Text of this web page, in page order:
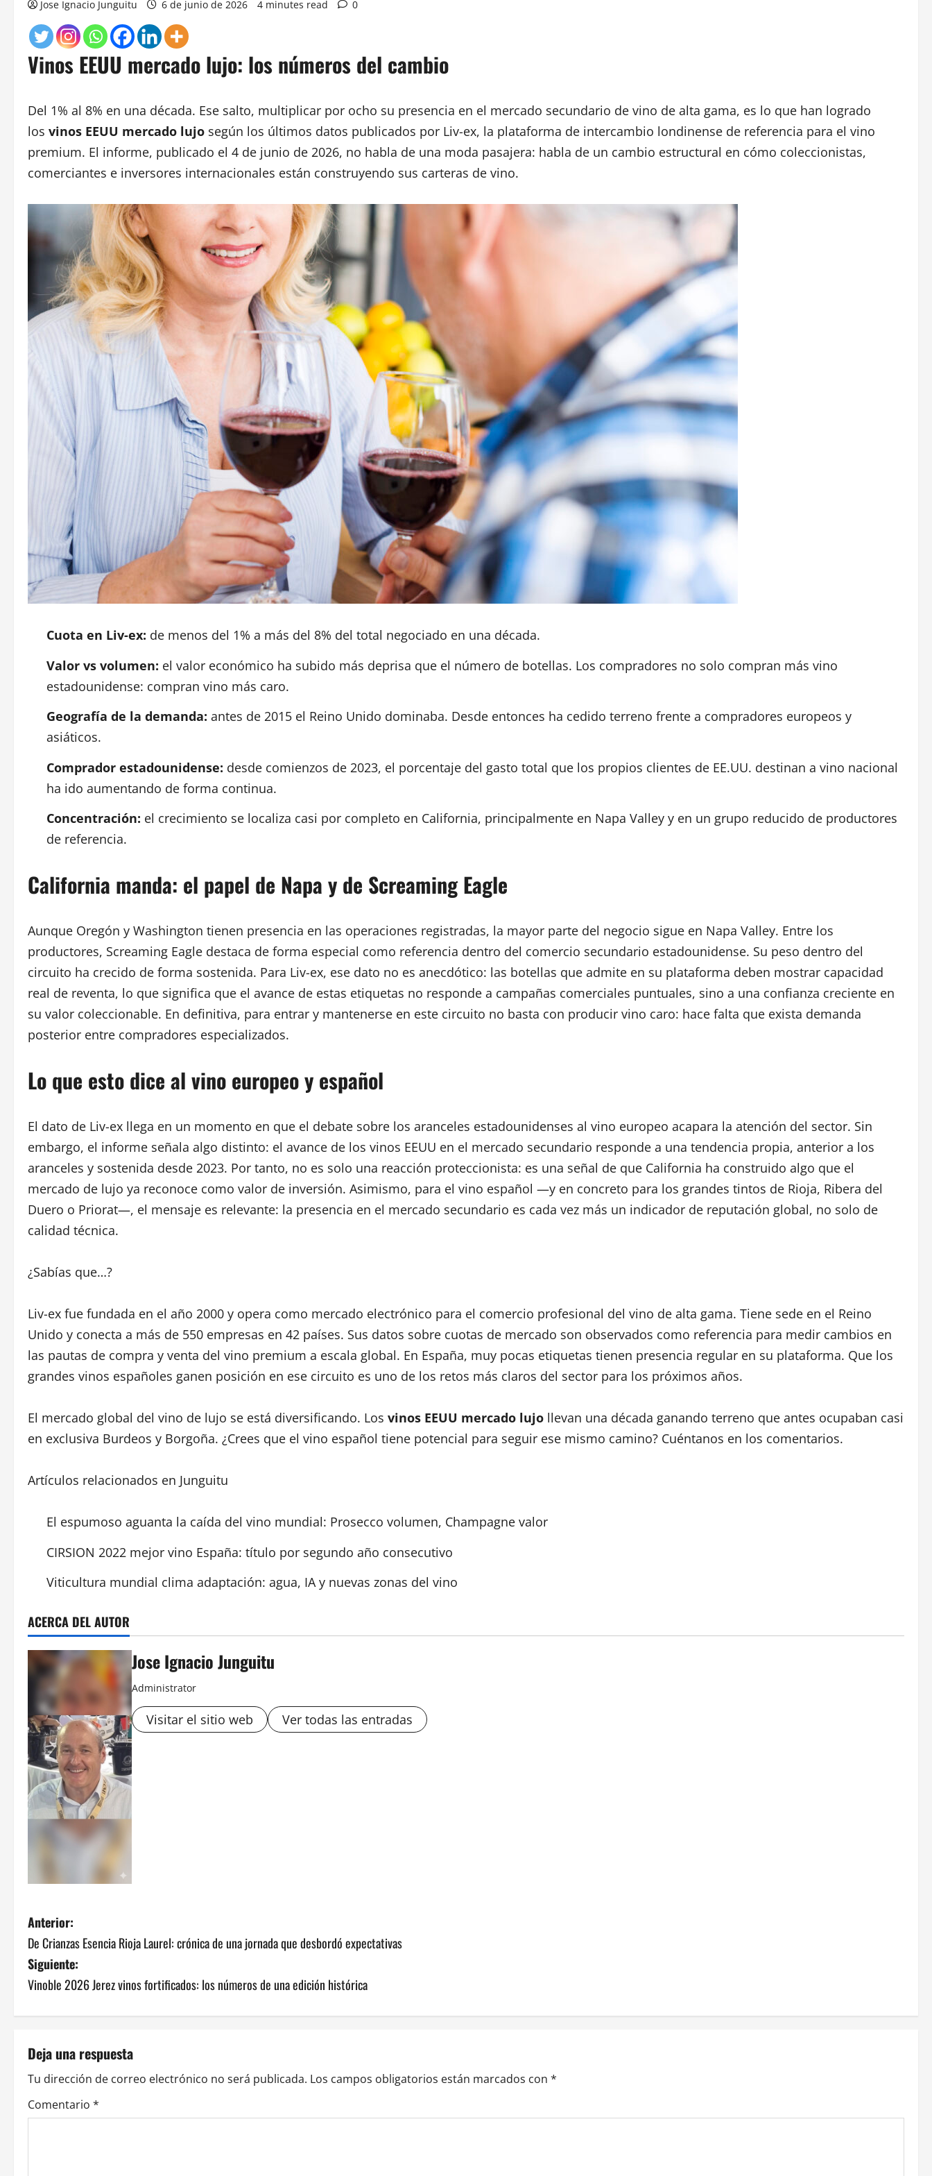
Jose Ignacio Junguitu 6 de junio de 2026 4 minutes read 0
Vinos EEUU mercado lujo: los números del cambio
Del 1% al 8% en una década. Ese salto, multiplicar por ocho su presencia en el mercado secundario de vino de alta gama, es lo que han logrado
los vinos EEUU mercado lujo según los últimos datos publicados por Liv-ex, la plataforma de intercambio londinense de referencia para el vino
premium. El informe, publicado el 4 de junio de 2026, no habla de una moda pasajera: habla de un cambio estructural en cómo coleccionistas,
comerciantes e inversores internacionales están construyendo sus carteras de vino.
Cuota en Liv-ex: de menos del 1% a más del 8% del total negociado en una década.
Valor vs volumen: el valor económico ha subido más deprisa que el número de botellas. Los compradores no solo compran más vino
estadounidense: compran vino más caro.
Geografía de la demanda: antes de 2015 el Reino Unido dominaba. Desde entonces ha cedido terreno frente a compradores europeos y
asiáticos.
Comprador estadounidense: desde comienzos de 2023, el porcentaje del gasto total que los propios clientes de EE.UU. destinan a vino nacional
ha ido aumentando de forma continua.
Concentración: el crecimiento se localiza casi por completo en California, principalmente en Napa Valley y en un grupo reducido de productores
de referencia.
California manda: el papel de Napa y de Screaming Eagle
Aunque Oregón y Washington tienen presencia en las operaciones registradas, la mayor parte del negocio sigue en Napa Valley. Entre los
productores, Screaming Eagle destaca de forma especial como referencia dentro del comercio secundario estadounidense. Su peso dentro del
circuito ha crecido de forma sostenida. Para Liv-ex, ese dato no es anecdótico: las botellas que admite en su plataforma deben mostrar capacidad
real de reventa, lo que significa que el avance de estas etiquetas no responde a campañas comerciales puntuales, sino a una confianza creciente en
su valor coleccionable. En definitiva, para entrar y mantenerse en este circuito no basta con producir vino caro: hace falta que exista demanda
posterior entre compradores especializados.
Lo que esto dice al vino europeo y español
El dato de Liv-ex llega en un momento en que el debate sobre los aranceles estadounidenses al vino europeo acapara la atención del sector. Sin
embargo, el informe señala algo distinto: el avance de los vinos EEUU en el mercado secundario responde a una tendencia propia, anterior a los
aranceles y sostenida desde 2023. Por tanto, no es solo una reacción proteccionista: es una señal de que California ha construido algo que el
mercado de lujo ya reconoce como valor de inversión. Asimismo, para el vino español —y en concreto para los grandes tintos de Rioja, Ribera del
Duero o Priorat—, el mensaje es relevante: la presencia en el mercado secundario es cada vez más un indicador de reputación global, no solo de
calidad técnica.
¿Sabías que…?
Liv-ex fue fundada en el año 2000 y opera como mercado electrónico para el comercio profesional del vino de alta gama. Tiene sede en el Reino
Unido y conecta a más de 550 empresas en 42 países. Sus datos sobre cuotas de mercado son observados como referencia para medir cambios en
las pautas de compra y venta del vino premium a escala global. En España, muy pocas etiquetas tienen presencia regular en su plataforma. Que los
grandes vinos españoles ganen posición en ese circuito es uno de los retos más claros del sector para los próximos años.
El mercado global del vino de lujo se está diversificando. Los vinos EEUU mercado lujo llevan una década ganando terreno que antes ocupaban casi
en exclusiva Burdeos y Borgoña. ¿Crees que el vino español tiene potencial para seguir ese mismo camino? Cuéntanos en los comentarios.
Artículos relacionados en Junguitu
El espumoso aguanta la caída del vino mundial: Prosecco volumen, Champagne valor
CIRSION 2022 mejor vino España: título por segundo año consecutivo
Viticultura mundial clima adaptación: agua, IA y nuevas zonas del vino
ACERCA DEL AUTOR
Jose Ignacio Junguitu
Administrator
Visitar el sitio web Ver todas las entradas
N
a
v
e
g
a
c
i
Anterior:
De Crianzas Esencia Rioja Laurel: crónica de una jornada que desbordó expectativas
Siguiente:
Vinoble 2026 Jerez vinos fortificados: los números de una edición histórica
Deja una respuesta
Tu dirección de correo electrónico no será publicada. Los campos obligatorios están marcados con *
Comentario *